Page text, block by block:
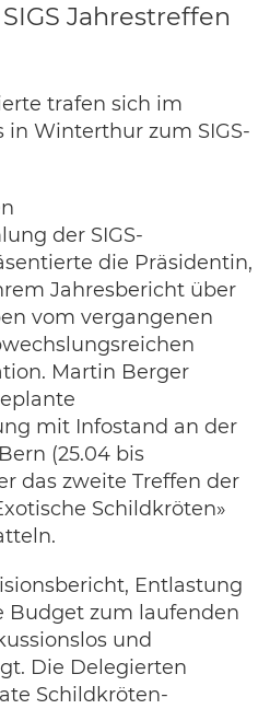
Jahrestreffen
trafen sich im
Winterthur zum SIGS-
der SIGS-
die Präsidentin,
Jahresbericht über
vom vergangenen
Martin Berger
mit Infostand an der
(25.04 bis
das zweite Treffen der
Schildkröten»
Entlastung
Budget zum laufenden
und
Die Delegierten
Schildkröten-